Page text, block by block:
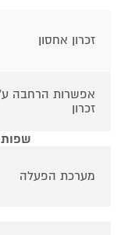
זכרון אחסון
אפשרות הרחבה
זכרון
מערכת הפעלה